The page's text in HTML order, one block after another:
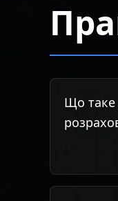
Що таке